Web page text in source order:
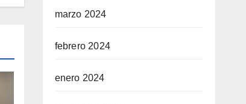
marzo 2024
febrero 2024
enero 2024